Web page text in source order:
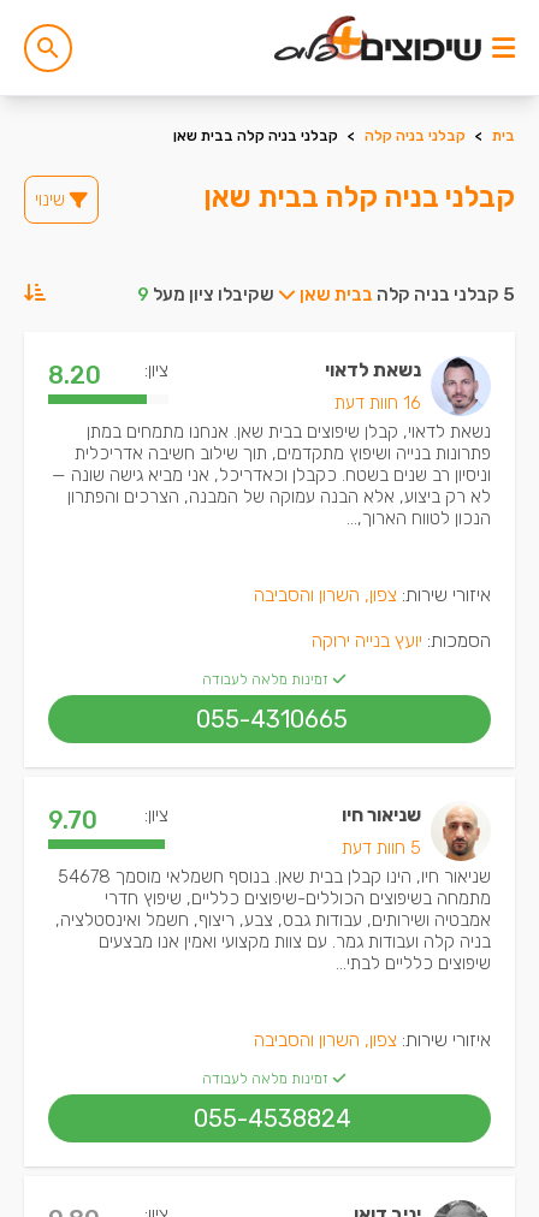
בית > קבלני בניה קלה > קבלני בניה קלה בבית שאן
קבלני בניה קלה בבית שאן שינוי
5 קבלני בניה קלה בבית שאן שקיבלו ציון מעל 9
נשאת לדאוי
16 חוות דעת
ציון: 8.20
נשאת לדאוי, קבלן שיפוצים בבית שאן. אנחנו מתמחים במתן
פתרונות בנייה ושיפוץ מתקדמים, תוך שילוב חשיבה אדריכלית
וניסיון רב שנים בשטח. כקבלן וכאדריכל, אני מביא גישה שונה —
לא רק ביצוע, אלא הבנה עמוקה של המבנה, הצרכים והפתרון
הנכון לטווח הארוך,...
איזורי שירות: צפון, השרון והסביבה
הסמכות: יועץ בנייה ירוקה
זמינות מלאה לעבודה
055-4310665
שניאור חיו
5 חוות דעת
ציון: 9.70
שניאור חיו, הינו קבלן בבית שאן. בנוסף חשמלאי מוסמך 54678
מתמחה בשיפוצים הכוללים-שיפוצים כלליים, שיפוץ חדרי
אמבטיה ושירותים, עבודות גבס, צבע, ריצוף, חשמל ואינסטלציה,
בניה קלה ועבודות גמר. עם צוות מקצועי ואמין אנו מבצעים
שיפוצים כלליים לבתי...
איזורי שירות: צפון, השרון והסביבה
זמינות מלאה לעבודה
055-4538824